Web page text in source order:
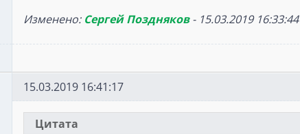
Изменено: Сергей Поздняков- 15.03.2019 16:33:44
15.03.2019 16:41:17
Цитата